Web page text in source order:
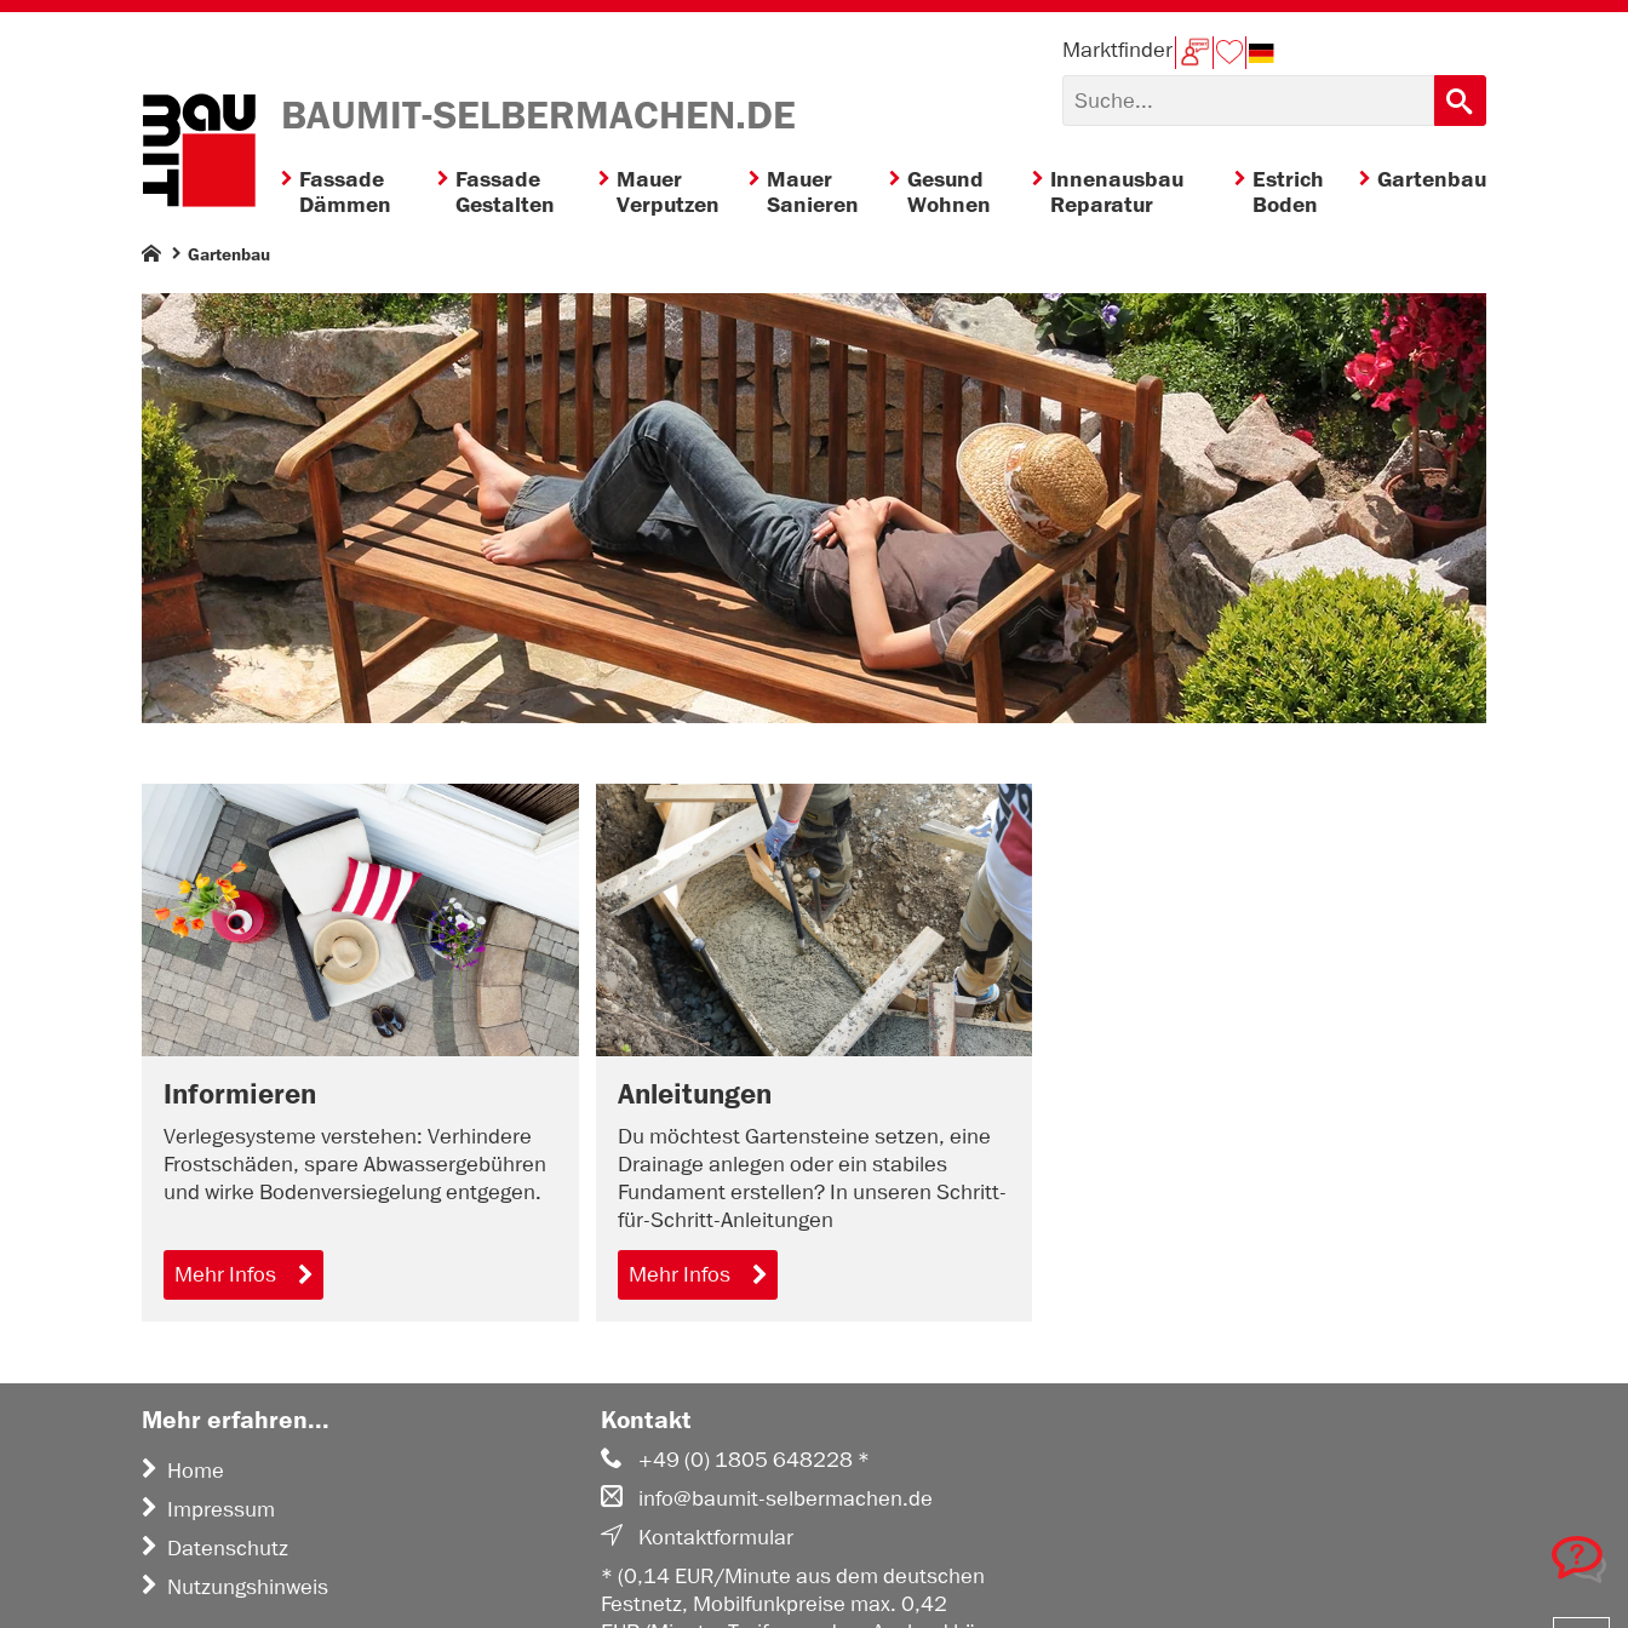
BAUMIT-SELBERMACHEN.DE
Marktfinder
Fassade
Dämmen
Fassade
Gestalten
Mauer
Verputzen
Mauer
Sanieren
Gesund
Wohnen
Innenausbau
Reparatur
Estrich
Boden
Gartenbau
Gartenbau
Informieren
Verlegesysteme verstehen: Verhindere
Frostschäden, spare Abwassergebühren
und wirke Bodenversiegelung entgegen.
Mehr Infos
Anleitungen
Du möchtest Gartensteine setzen, eine
Drainage anlegen oder ein stabiles
Fundament erstellen? In unseren Schritt-
für-Schritt-Anleitungen
Mehr Infos
Mehr erfahren...
Home
Impressum
Datenschutz
Nutzungshinweis
Kontakt
+49 (0) 1805 648228 *
info@baumit-selbermachen.de
Kontaktformular
* (0,14 EUR/Minute aus dem deutschen
Festnetz, Mobilfunkpreise max. 0,42